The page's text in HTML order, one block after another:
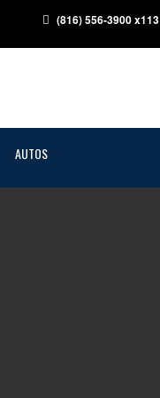
(816) 556-3900 x113
AUTOS